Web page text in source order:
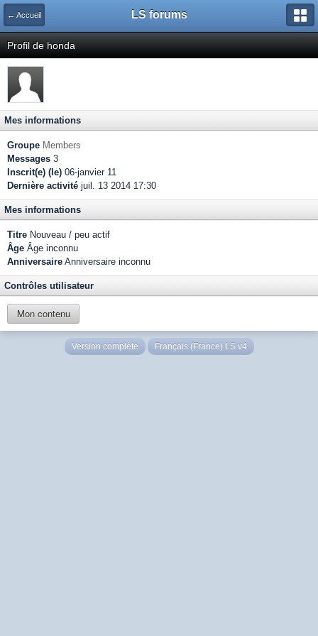
← Accueil LS forums
Profil de honda
Mes informations
Groupe Members
Messages 3
Inscrit(e) (le) 06-janvier 11
Dernière activité juil. 13 2014 17:30
Mes informations
Titre Nouveau / peu actif
Âge Âge inconnu
Anniversaire Anniversaire inconnu
Contrôles utilisateur
Mon contenu
Version complète Français (France) LS v4